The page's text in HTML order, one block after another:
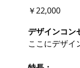
価
格
￥22,000
デザインコン
ここにデザイ